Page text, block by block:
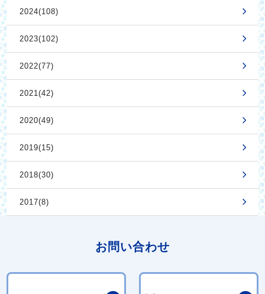
2024(108)
2023(102)
2022(77)
2021(42)
2020(49)
2019(15)
2018(30)
2017(8)
お問い合わせ